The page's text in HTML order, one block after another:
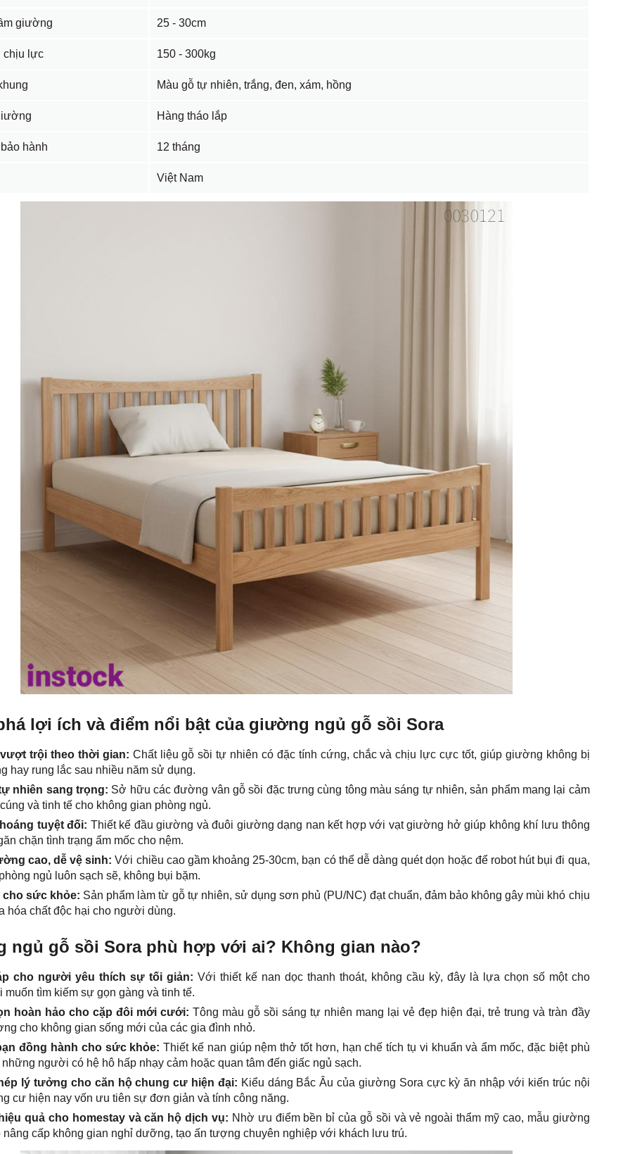
giường 25 - 30cm
chịu lực 150 - 300kg
Màu gỗ tự nhiên, trắng, đen, xám, hồng
Hàng tháo lắp
hành 12 tháng
Việt Nam
lợi ích và điểm nổi bật của giường ngủ gỗ sồi Sora
trội theo thời gian: Chất liệu gỗ sồi tự nhiên có đặc tính cứng, chắc và chịu lực cực tốt, giúp giường không bị
hay rung lắc sau nhiều năm sử dụng.
nhiên sang trọng: Sở hữu các đường vân gỗ sồi đặc trưng cùng tông màu sáng tự nhiên, sản phẩm mang lại cảm
và tinh tế cho không gian phòng ngủ.
tuyệt đối: Thiết kế đầu giường và đuôi giường dạng nan kết hợp với vạt giường hở giúp không khí lưu thông
chặn tình trạng ẩm mốc cho nệm.
cao, dễ vệ sinh: Với chiều cao gầm khoảng 25-30cm, bạn có thể dễ dàng quét dọn hoặc để robot hút bụi đi qua,
ngủ luôn sạch sẽ, không bụi bặm.
cho sức khỏe: Sản phẩm làm từ gỗ tự nhiên, sử dụng sơn phủ (PU/NC) đạt chuẩn, đảm bảo không gây mùi khó chịu
hóa chất độc hại cho người dùng.
ngủ gỗ sồi Sora phù hợp với ai? Không gian nào?
cho người yêu thích sự tối giản: Với thiết kế nan dọc thanh thoát, không cầu kỳ, đây là lựa chọn số một cho
muốn tìm kiếm sự gọn gàng và tinh tế.
hoàn hảo cho cặp đôi mới cưới: Tông màu gỗ sồi sáng tự nhiên mang lại vẻ đẹp hiện đại, trẻ trung và tràn đầy
cho không gian sống mới của các gia đình nhỏ.
đồng hành cho sức khỏe:Thiết kế nan giúp nệm thở tốt hơn, hạn chế tích tụ vi khuẩn và ẩm mốc, đặc biệt phù
người có hệ hô hấp nhạy cảm hoặc quan tâm đến giấc ngủ sạch.
lý tưởng cho căn hộ chung cư hiện đại: Kiểu dáng Bắc Âu của giường Sora cực kỳ ăn nhập với kiến trúc nội
cư hiện nay vốn ưu tiên sự đơn giản và tính công năng.
quả cho homestay và căn hộ dịch vụ: Nhờ ưu điểm bền bỉ của gỗ sồi và vẻ ngoài thẩm mỹ cao, mẫu giường
nâng cấp không gian nghỉ dưỡng, tạo ấn tượng chuyên nghiệp với khách lưu trú.